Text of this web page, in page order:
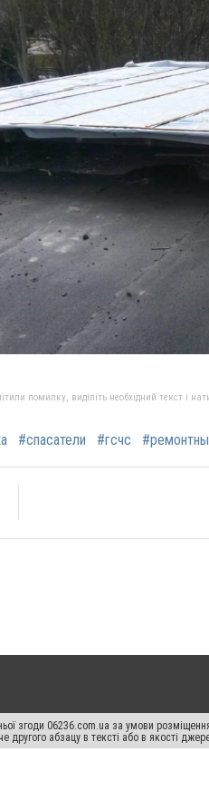
помилку, виділіть необхідний текст і
#спасатели #гсчс
згоди 06236.com.ua за умови
другого абзацу в тексті або в якості